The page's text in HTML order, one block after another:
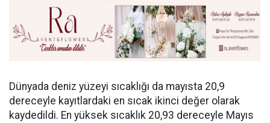
Dünyada deniz yüzeyi sıcaklığı da mayısta 20,9
dereceyle kayıtlardaki en sıcak ikinci değer olarak
kaydedildi. En yüksek sıcaklık 20,93 dereceyle Mayıs